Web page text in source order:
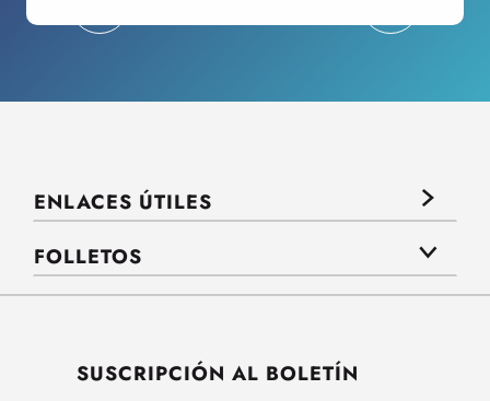
ENLACES ÚTILES
FOLLETOS
SUSCRIPCIÓN AL BOLETÍN